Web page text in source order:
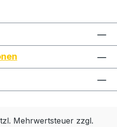
Mehrwertsteuer zzgl.